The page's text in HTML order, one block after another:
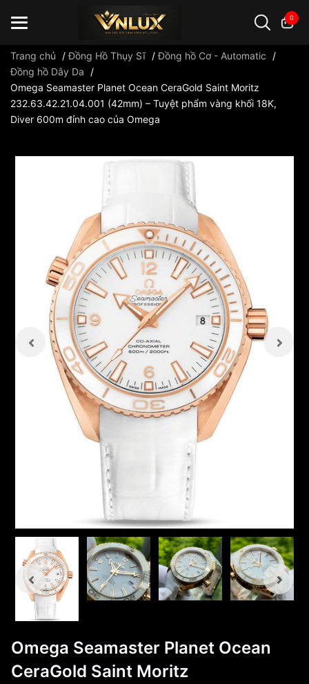
0
Đồng hồ casio đồng hồ G-Shock đồng hồ Orient ...
Trang chủ /Đồng Hồ Thụy Sĩ /Đồng hồ Cơ - Automatic
/
Đồng hồ Dây Da
/
Omega Seamaster Planet Ocean CeraGold Saint Moritz
232.63.42.21.04.001 (42mm) – Tuyệt phẩm vàng khối 18K,
Diver 600m đỉnh cao của Omega
Omega Seamaster Planet Ocean
CeraGold Saint Moritz